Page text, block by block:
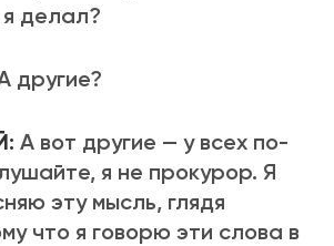
делал?
другие?
А вот другие — у всех по-
я не прокурор. Я
эту мысль, глядя
что я говорю эти слова в